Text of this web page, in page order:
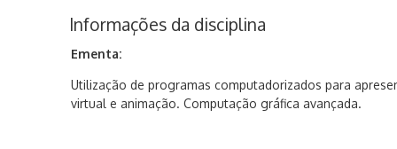
Informações da disciplina
Ementa:
Utilização de programas computadorizados para
virtual e animação. Computação gráfica avançada.